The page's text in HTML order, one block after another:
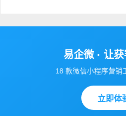
易企微 · 让
18 款微信小程序营销
立即体